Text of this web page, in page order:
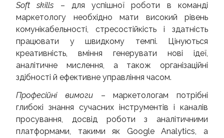
Soft skills – для успішної роботи в команді
маркетологу необхідно мати високий рівень
комунікабельності, стресостійкість і здатність
працювати у швидкому темпі. Цінуються
креативність, вміння генерувати нові ідеї,
аналітичне мислення, а також організаційні
здібності й ефективне управління часом.
Професійні вимоги– маркетологам потрібні
глибокі знання сучасних інструментів і каналів
просування, досвід роботи з аналітичними
платформами, такими як Google Analytics, а